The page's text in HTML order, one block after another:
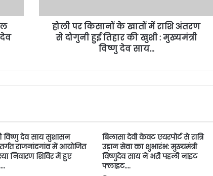
होली पर किसानों के खातों में राशि अंतरण
से दोगुनी हुई तिहार की खुशी : मुख्यमंत्री
विष्णु देव साय…
विष्णु देव साय सुशासन
राजनांदगांव में आयोजित
निवारण शिविर में हुए
बिलासा देवी केवट एयरपोर्ट से रात्रि
उड़ान सेवा का शुभारंभ: मुख्यमंत्री
विष्णुदेव साय ने भरी पहली नाइट
फ्लाइट….